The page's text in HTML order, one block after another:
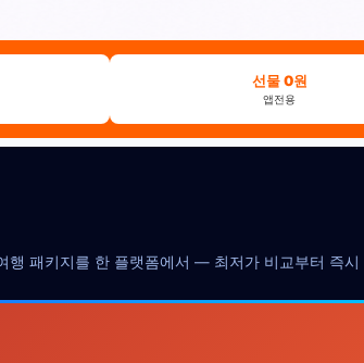
선물 0원
앱전용
행 패키지를 한 플랫폼에서 — 최저가 비교부터 즉